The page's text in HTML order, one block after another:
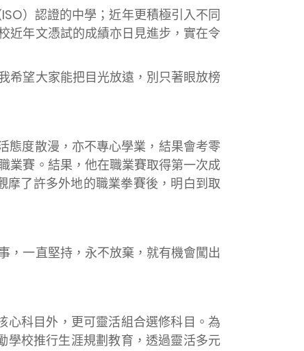
）認證的中學；近年更積極引入不同
近年文憑試的成績亦日見進步，實在令
希望大家能把目光放遠，別只著眼放榜
度散漫，亦不專心學業，結果會考零
業賽。結果，他在職業賽取得第一次成
了許多外地的職業拳賽後，明白到取
一直堅持，永不放棄，就有機會闖出
科目外，更可靈活組合選修科目。為
學校推行生涯規劃教育，透過靈活多元